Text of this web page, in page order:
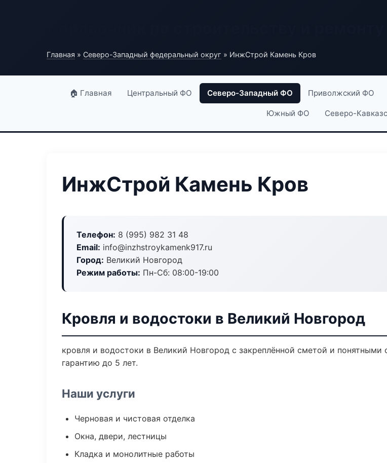
Главная » Северо-Западный федеральный округ » ИнжСтрой Камень Кров
🏠 Главная Центральный ФО Северо-Западный ФО Приволжский ФО
Южный ФО Северо-
ИнжСтрой Камень Кров
Телефон: 8 (995) 982 31 48
Email: info@inzhstroykamenk917.ru
Город: Великий Новгород
Режим работы: Пн-Сб: 08:00-19:00
Кровля и водостоки в Великий Новгород
кровля и водостоки в Великий Новгород с закреплённой сметой и
гарантию до 5 лет.
Наши услуги
Черновая и чистовая отделка
Окна, двери, лестницы
Кладка и монолитные работы